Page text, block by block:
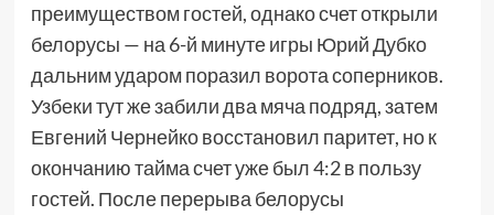
преимуществом гостей, однако счет открыли
белорусы — на 6-й минуте игры Юрий Дубко
дальним ударом поразил ворота соперников.
Узбеки тут же забили два мяча подряд, затем
Евгений Чернейко восстановил паритет, но к
окончанию тайма счет уже был 4:2 в пользу
гостей. После перерыва белорусы